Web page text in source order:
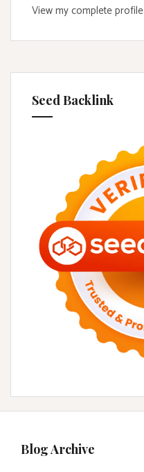
View my complete profile
Seed Backlink
Blog Archive